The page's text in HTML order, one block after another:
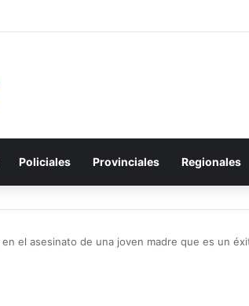
Policiales Provinciales Regionales
el asesinato de una joven madre que es un